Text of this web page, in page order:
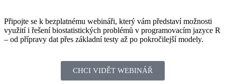
Připojte se k bezplatnému webináři, který vám představí možnosti
využití i řešení biostatistických problémů v programovacím jazyce R
– od přípravy dat přes základní testy až po pokročilejší modely.
CHCI VIDĚT WEBINÁŘ